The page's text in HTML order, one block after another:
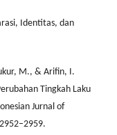
Identitas, dan
M., & Arifin, I.
Tingkah Laku
Jurnal of